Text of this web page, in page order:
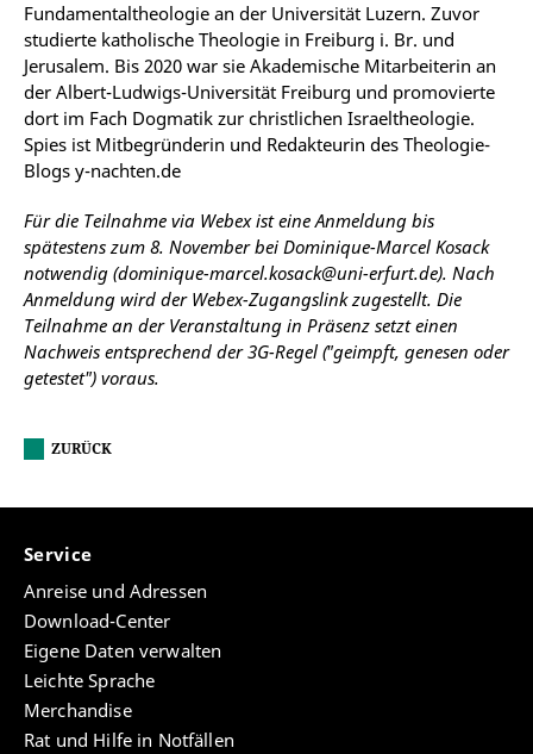
Fundamentaltheologie an der Universität Luzern. Zuvor
studierte katholische Theologie in Freiburg i. Br. und
Jerusalem. Bis 2020 war sie Akademische Mitarbeiterin an
der Albert-Ludwigs-Universität Freiburg und promovierte
dort im Fach Dogmatik zur christlichen Israeltheologie.
Spies ist Mitbegründerin und Redakteurin des Theologie-
Blogs y-nachten.de
Für die Teilnahme via Webex ist eine Anmeldung bis
spätestens zum 8. November bei Dominique-Marcel Kosack
notwendig (dominique-marcel.kosack@uni-erfurt.de). Nach
Anmeldung wird der Webex-Zugangslink zugestellt. Die
Teilnahme an der Veranstaltung in Präsenz setzt einen
Nachweis entsprechend der 3G-Regel ("geimpft, genesen oder
getestet") voraus.
ZURÜCK
Service
Anreise und Adressen
Download-Center
Eigene Daten verwalten
Leichte Sprache
Merchandise
Rat und Hilfe in Notfällen